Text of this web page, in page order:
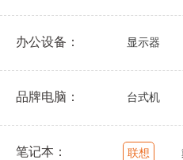
办公设备： 显示器
品牌电脑： 台式机
笔记本： 联想